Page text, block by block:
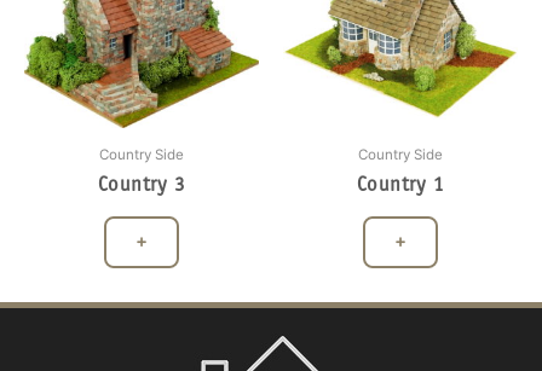
Country Side
Country 3
+
Country Side
Country 1
+